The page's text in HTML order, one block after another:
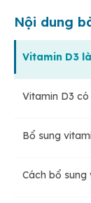
Nội dung
Vitamin D3
Vitamin D3
Vitamin D3
Bổ sung
Cách bổ